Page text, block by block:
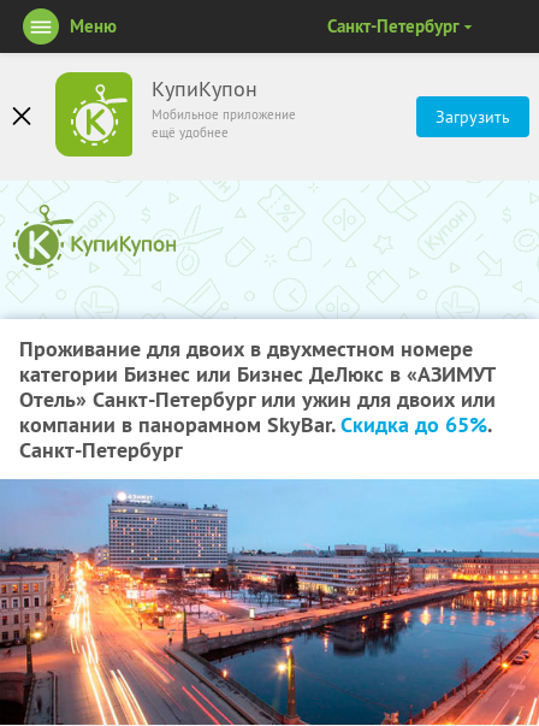
КупиКупон
Мобильное приложение
ещё удобнее
Загрузить
Меню Санкт-Петербург
Проживание для двоих в двухместном номере
категории Бизнес или Бизнес ДеЛюкс в «АЗИМУТ
Отель» Санкт-Петербург или ужин для двоих или
компании в панорамном SkyBаr.Скидка до 65%.
Санкт-Петербург